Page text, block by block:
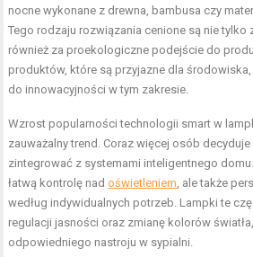
nocne wykonane z drewna, bambusa czy
Tego rodzaju rozwiązania cenione są nie tylko
również za proekologiczne podejście do
produktów, które są przyjazne dla
do innowacyjności w tym zakresie.
Wzrost popularności technologii smart w
zauważalny trend. Coraz więcej osób
zintegrować z systemami inteligentnego
łatwą kontrolę nadoświetleniem , ale także
według indywidualnych potrzeb. Lampki te
regulacji jasności oraz zmianę kolorów
odpowiedniego nastroju w sypialni.